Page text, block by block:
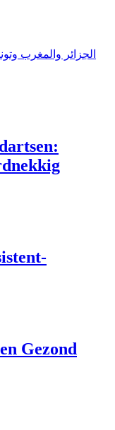
/ الجزائر والمغرب
Gezond